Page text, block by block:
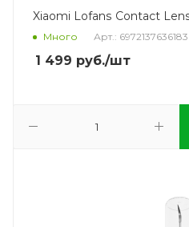
Xiaomi Lofans Contact
Много Арт.: 6972137636183
1 499 руб./шт